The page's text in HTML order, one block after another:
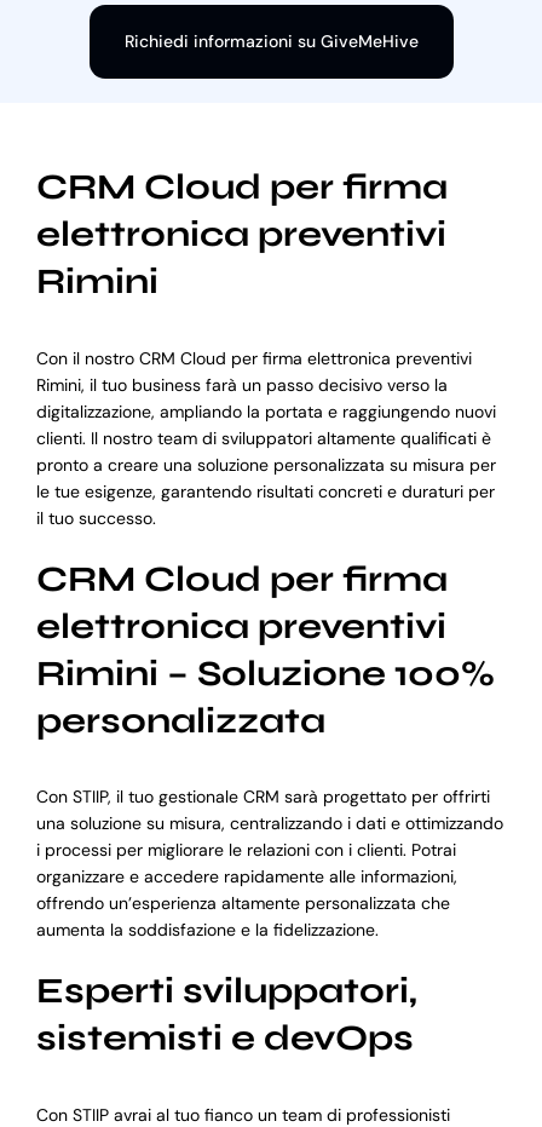
Richiedi informazioni su GiveMeHive
CRM Cloud per firma
elettronica preventivi
Rimini
Con il nostro CRM Cloud per firma elettronica preventivi
Rimini, il tuo business farà un passo decisivo verso la
digitalizzazione, ampliando la portata e raggiungendo nuovi
clienti. Il nostro team di sviluppatori altamente qualificati è
pronto a creare una soluzione personalizzata su misura per
le tue esigenze, garantendo risultati concreti e duraturi per
il tuo successo.
CRM Cloud per firma
elettronica preventivi
Rimini – Soluzione 100%
personalizzata
Con STIIP, il tuo gestionale CRM sarà progettato per offrirti
una soluzione su misura, centralizzando i dati e ottimizzando
i processi per migliorare le relazioni con i clienti. Potrai
organizzare e accedere rapidamente alle informazioni,
offrendo un’esperienza altamente personalizzata che
aumenta la soddisfazione e la fidelizzazione.
Esperti sviluppatori,
sistemisti e devOps
Con STIIP avrai al tuo fianco un team di professionisti